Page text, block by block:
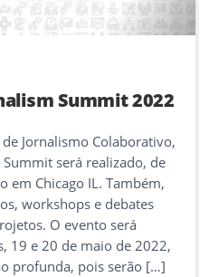
Summit 2022
Jornalismo Colaborativo,
será realizado, de
em Chicago IL. Também,
workshops e debates
O evento será
19 e 20 de maio de 2022,
profunda, pois serão […]